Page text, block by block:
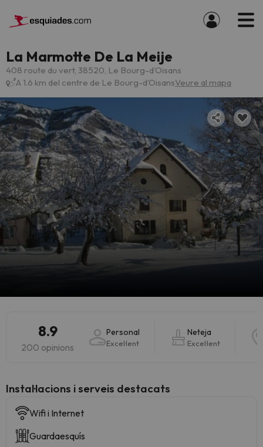
La Marmotte De La Meije
408 route du vert, 38520, Le Bourg-dʼOisans
A 1.6 km del centre de Le Bourg-dʼOisansVeure al mapa
8.9
200 opinions
Personal
Excel·lent
Neteja
Excel·lent
Instal·lacions i serveis destacats
Wifi i Internet
Guardaesquís